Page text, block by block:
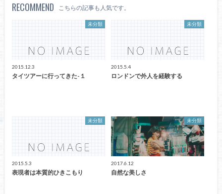
RECOMMEND こちらの記事も人気です。
未分類
2015.12.3
タイツアーに行ってきた-１
未分類
2015.5.4
ロンドンで外人を経験する
未分類
2015.5.3
表現者は本質的ひきこもり
未分類
2017.6.12
自然な美しさ